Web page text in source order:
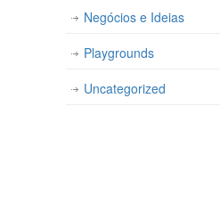
Negócios e Ideias
Playgrounds
Uncategorized